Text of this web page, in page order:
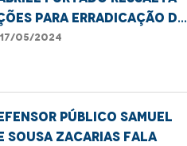
para erradicação do
registro de
05/2024
público Samuel
Sousa Zacarias fala